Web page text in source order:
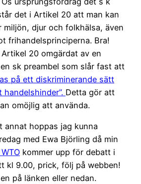
det i Artikel 20 att man kan
djur och folkhälsa, även
frihandelsprinciperna. Bra!
20 omgärdat av en
sk preambel som slår fast att
på ett diskriminerande sätt
handelshinder”. Detta gör att
omöjlig att använda.
annat hoppas jag kunna
med Ewa Björling då min
kommer upp för debatt i
kl 9.00, prick, följ på webben!
på länken eller nedan.